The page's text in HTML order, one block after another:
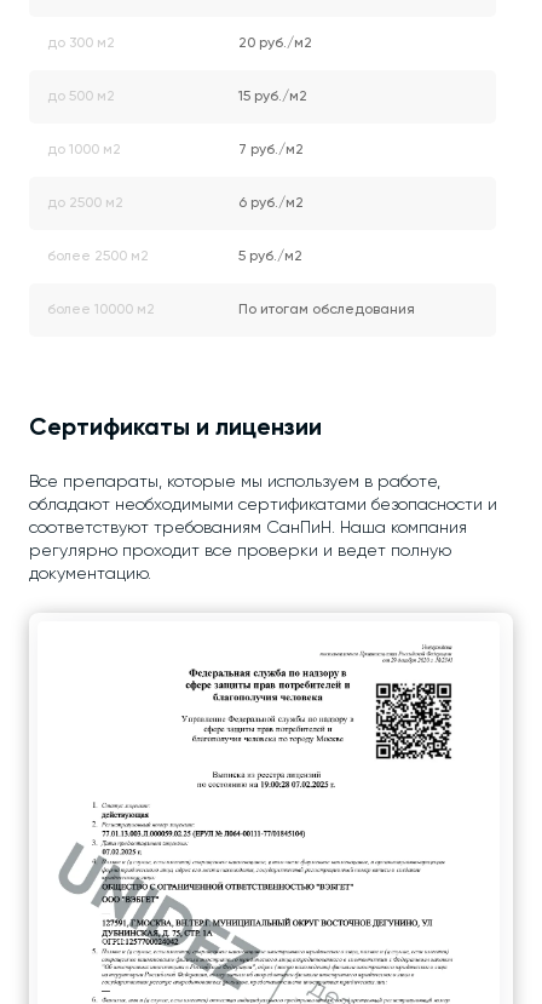
до 300 м2 20 руб./м2
до 500 м2 15 руб./м2
до 1000 м2 7 руб./м2
до 2500 м2 6 руб./м2
более 2500 м2 5 руб./м2
более 10000 м2 По итогам обследования
Сертификаты и лицензии
Все препараты, которые мы используем в работе,
обладают необходимыми сертификатами безопасности и
соответствуют требованиям СанПиН. Наша компания
регулярно проходит все проверки и ведет полную
документацию.